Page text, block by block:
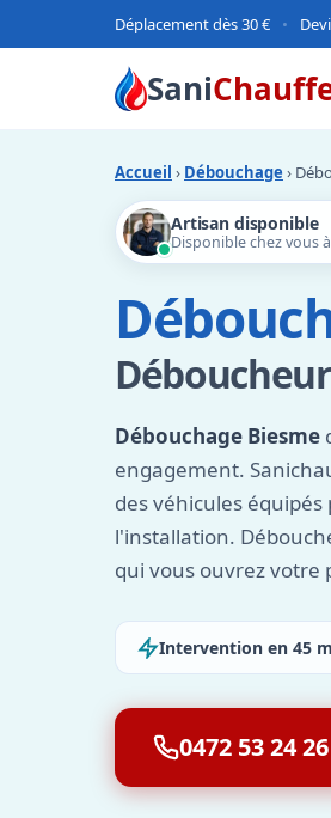
Déplacement dès 30 € •
Sani
Accueil › Débouchage ›
Artisan disponible
Disponible chez vous
Débouchage Biesme
engagement.
des véhicules
l'installation.
qui vous ouvrez votre
Intervention en 45
0472 53 24 26